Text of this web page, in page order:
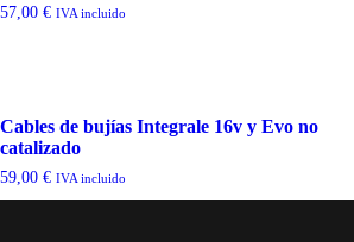
57,00 € IVA incluido
Cables de bujías Integrale 16v y Evo no
catalizado
59,00 € IVA incluido